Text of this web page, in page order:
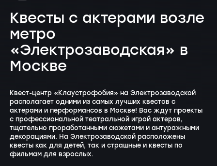
Квесты с актерами возле
метро
«Электрозаводская» в
Москве
Квест-центр «Клаустрофобия» на Электрозаводской
располагает одними из самых лучших квестов с
актерами и перформансов в Москве! Вас ждут проекты
с профессиональной театральной игрой актеров,
тщательно проработанными сюжетами и антуражными
декорациями. На Электрозаводской расположены
квесты как для детей, так и страшные и квесты по
фильмам для взрослых.